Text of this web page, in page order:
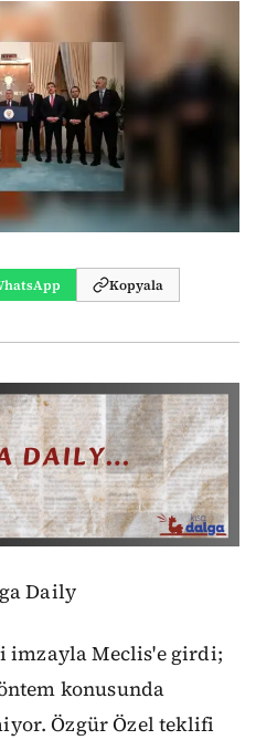
Kopyala
Daily
imzayla Meclis'e girdi;
konusunda
Özgür Özel teklifi